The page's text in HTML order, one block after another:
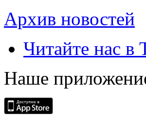
Архив новостей
Читайте нас в
Наше